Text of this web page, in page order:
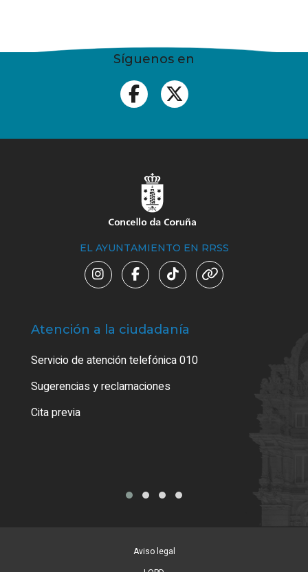
Síguenos en
EL AYUNTAMIENTO EN RRSS
Atención a la ciudadanía
Servicio de atención telefónica 010
Sugerencias y reclamaciones
Cita previa
Aviso legal